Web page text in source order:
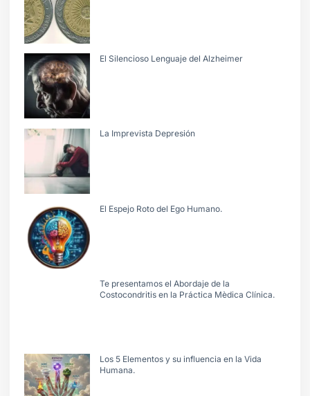
El Silencioso Lenguaje del Alzheimer
La Imprevista Depresión
El Espejo Roto del Ego Humano.
Te presentamos el Abordaje de la
Costocondritis en la Práctica Mèdica Clínica.
Los 5 Elementos y su influencia en la Vida
Humana.